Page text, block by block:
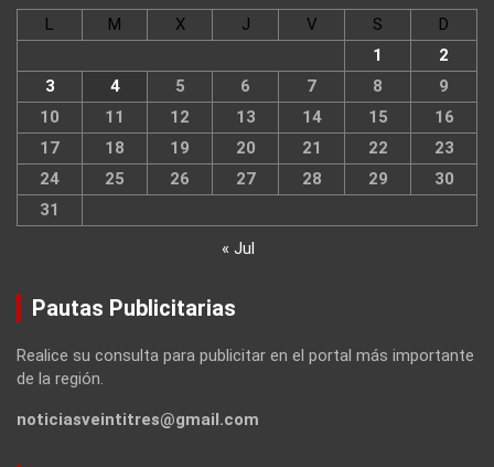
L M X J V S
D
1
2
3
4 5 6 7 8
9
10
11 12 13 14 15
16
17
18 19 20 21 22
23
24
25 26 27 28 29
30
31
« Jul
Pautas Publicitarias
Realice su consulta para publicitar en el portal más importante
de la región.
noticiasveintitres@gmail.com